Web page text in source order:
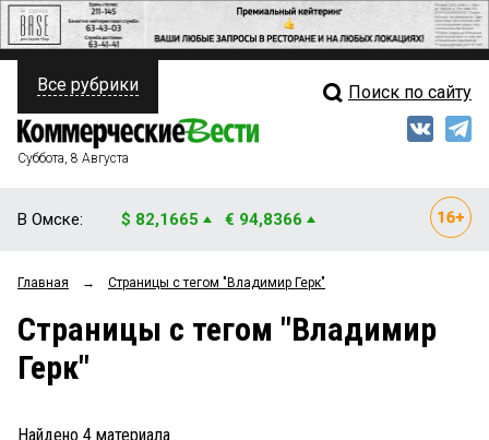
ПОЛИТИКА
ФИНАНСЫ
ОБЩЕСТВО
ЗАКОН
НОВОСТИ КОМПАНИЙ
Свежий выпуск
Мнения
Рейтинги
Все рубрики Поиск по сайту
Суббота, 8 Августа
В Омске: $ 82,1665 € 94,8366
Главная → Страницы c тегом "Владимир Герк"
Страницы c тегом "Владимир
Герк"
Найдено 4 материала